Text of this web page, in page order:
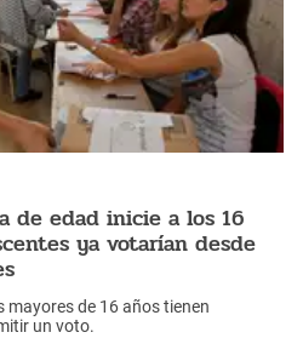
de edad inicie a los 16
ya votarían desde
mayores de 16 años tienen
un voto.